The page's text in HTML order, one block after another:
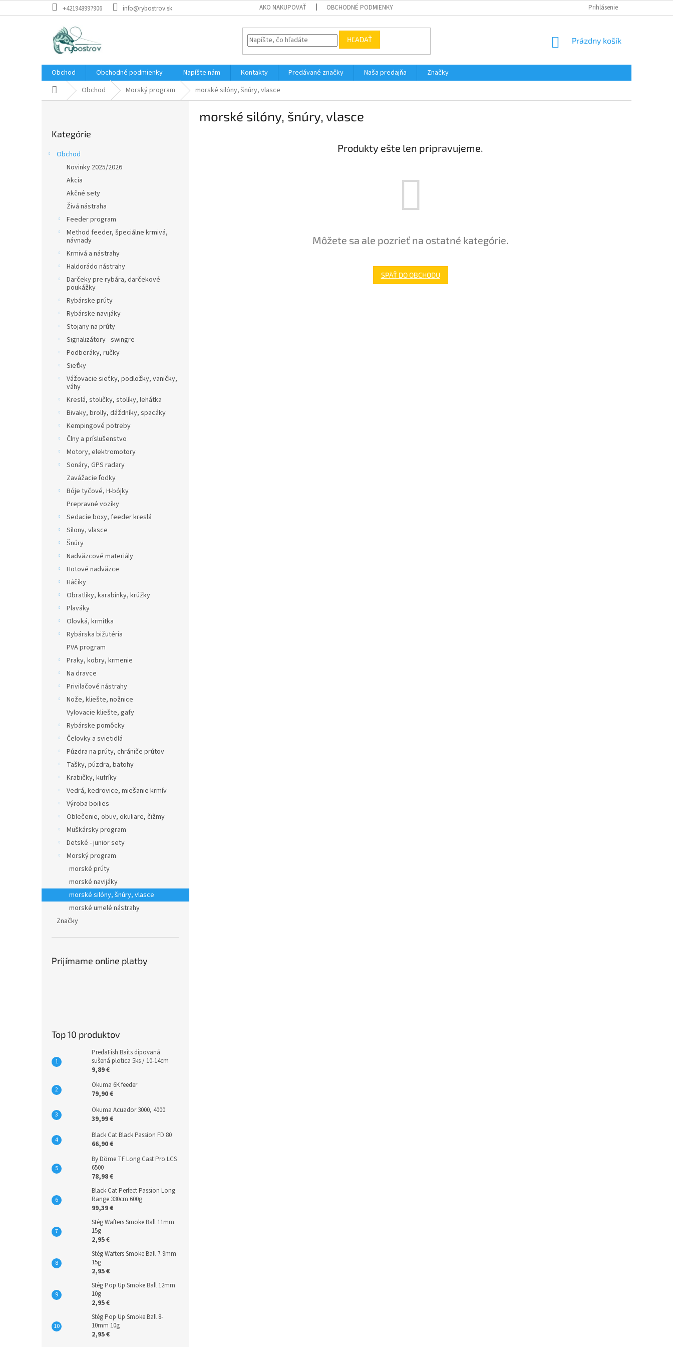
na
+421948997906 info@rybostrov.sk AKO NAKUPOVAŤ OBCHODNÉ PODMIENKY Prihlásenie
HĽADAŤ
NÁKUPNÝ
Prázdny košík
Obchod Obchodné podmienky Napíšte nám Kontakty Predávané značky Naša predajňa
Značky
Domov Obchod Morský program morské silóny, šnúry, vlasce
kategórie
Kategórie
Obchod
Novinky 2025/2026
Akcia
Akčné sety
Živá nástraha
Feeder program
Method feeder, špeciálne krmivá,
návnady
Krmivá a nástrahy
Haldorádo nástrahy
Darčeky pre rybára, darčekové
poukážky
Rybárske prúty
Rybárske navijáky
Stojany na prúty
Signalizátory - swingre
Podberáky, ručky
Sieťky
Vážovacie sieťky, podložky, vaničky,
váhy
Kreslá, stoličky, stolíky, lehátka
Bivaky, brolly, dáždníky, spacáky
Kempingové potreby
Člny a príslušenstvo
Motory, elektromotory
Sonáry, GPS radary
Zavážacie ľodky
Bóje tyčové, H-bójky
Prepravné vozíky
Sedacie boxy, feeder kreslá
Silony, vlasce
Šnúry
Nadväzcové materiály
Hotové nadväzce
Háčiky
Obratlíky, karabínky, krúžky
Plaváky
Olovká, krmítka
Rybárska bižutéria
PVA program
Praky, kobry, krmenie
Na dravce
Privilačové nástrahy
Nože, kliešte, nožnice
Vylovacie kliešte, gafy
Rybárske pomôcky
Čelovky a svietidlá
Púzdra na prúty, chrániče prútov
Tašky, púzdra, batohy
Krabičky, kufríky
Vedrá, kedrovice, miešanie krmív
Výroba boilies
Oblečenie, obuv, okuliare, čižmy
Muškársky program
Detské - junior sety
Morský program
morské prúty
morské navijáky
morské silóny, šnúry, vlasce
morské umelé nástrahy
Značky
Prijímame online platby
Top 10 produktov
PredaFish Baits dipovaná
sušená plotica 5ks / 10-14cm
9,89 €
Okuma 6K feeder
79,90 €
Okuma Acuador 3000, 4000
39,99 €
Black Cat Black Passion FD 80
66,90 €
By Döme TF Long Cast Pro LCS
6500
78,98 €
Black Cat Perfect Passion Long
Range 330cm 600g
99,39 €
Stég Wafters Smoke Ball 11mm
15g
2,95 €
Stég Wafters Smoke Ball 7-9mm
15g
2,95 €
Stég Pop Up Smoke Ball 12mm
10g
2,95 €
Stég Pop Up Smoke Ball 8-
10mm 10g
2,95 €
morské silóny, šnúry, vlasce
Produkty ešte len pripravujeme.
Môžete sa ale pozrieť na ostatné kategórie.
SPÄŤ DO OBCHODU